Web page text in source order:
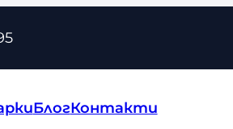
БлогКонтакти